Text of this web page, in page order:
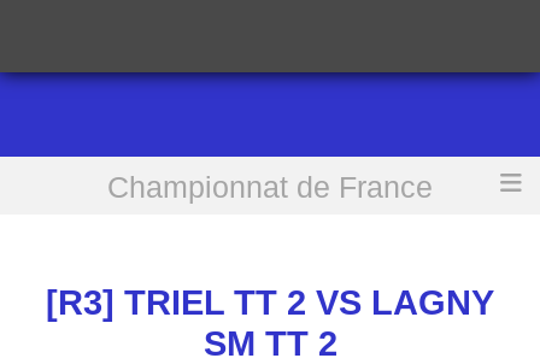
Championnat de France
[R3] Triel TT 2 vs Lagny SM TT 2
[R3] TRIEL TT 2 VS LAGNY
SM TT 2